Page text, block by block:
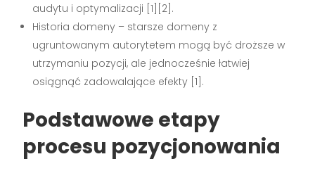
audytu i optymalizacji [1][2].
Historia domeny – starsze domeny z
ugruntowanym autorytetem mogą być droższe w
utrzymaniu pozycji, ale jednocześnie łatwiej
osiągnąć zadowalające efekty [1].
Podstawowe etapy
procesu pozycjonowania